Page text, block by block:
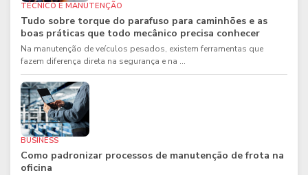
TÉCNICO E MANUTENÇÃO
Tudo sobre torque do parafuso para caminhões e as
boas práticas que todo mecânico precisa conhecer
Na manutenção de veículos pesados, existem ferramentas que
fazem diferença direta na segurança e na ...
BUSINESS
Como padronizar processos de manutenção de frota na
oficina